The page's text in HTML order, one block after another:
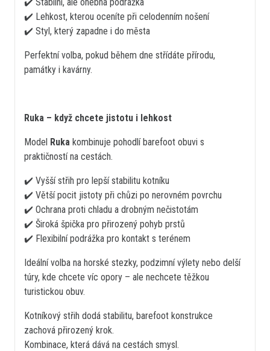
✔️ Lehkost, kterou oceníte při celodenním nošení
✔️ Styl, který zapadne i do města
Perfektní volba, pokud během dne střídáte přírodu,
památky i kavárny.
Ruka – když chcete jistotu i lehkost
Model Ruka kombinuje pohodlí barefoot obuvi s
praktičností na cestách.
✔️ Vyšší střih pro lepší stabilitu kotníku
✔️ Větší pocit jistoty při chůzi po nerovném povrchu
✔️ Ochrana proti chladu a drobným nečistotám
✔️ Široká špička pro přirozený pohyb prstů
✔️ Flexibilní podrážka pro kontakt s terénem
Ideální volba na horské stezky, podzimní výlety nebo delší
túry, kde chcete víc opory – ale nechcete těžkou
turistickou obuv.
Kotníkový střih dodá stabilitu, barefoot konstrukce
zachová přirozený krok.
Kombinace, která dává na cestách smysl.